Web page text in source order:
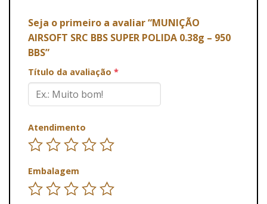
Seja o primeiro a avaliar “MUNIÇÃO
AIRSOFT SRC BBS SUPER POLIDA 0.38g – 950
BBS”
Título da avaliação *
Atendimento
Embalagem